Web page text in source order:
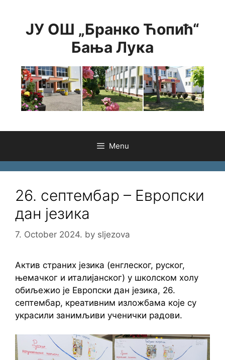
contentЈУ ОШ „Бранко Ћопић“
Бања Лука
Menu
26. септембар – Европски
дан језика
7. October 2024. by sljezova
Актив страних језика (енглеског, руског,
њемачког и италијанског) у школском холу
обиљежио је Европски дан језика, 26.
септембар, креативним изложбама које су
украсили занимљиви ученички радови.